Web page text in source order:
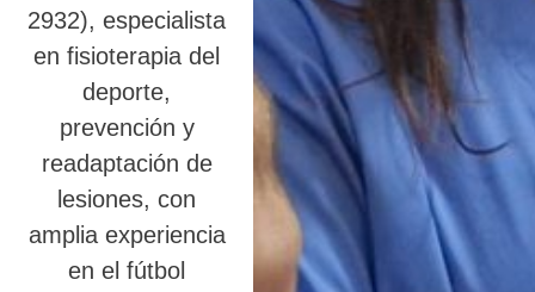
2932), especialista
en fisioterapia del
deporte,
prevención y
readaptación de
lesiones, con
amplia experiencia
en el fútbol